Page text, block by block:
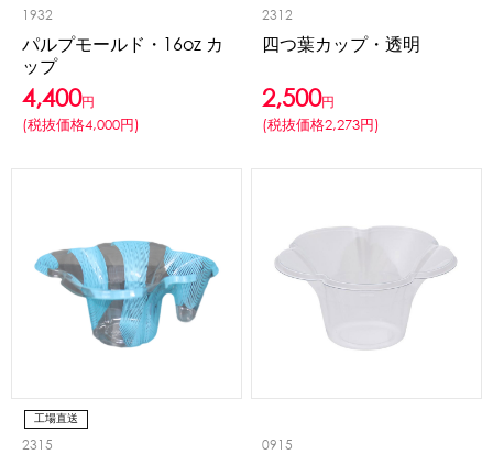
かき氷書籍
かき氷コレクション
CLOSE
1932
パルプモールド・16oz カ
ップ
4,400円
(税抜価格4,000円)
2312
四つ葉カップ・透明
2,500円
(税抜価格2,273円)
工場直送
2315 0915